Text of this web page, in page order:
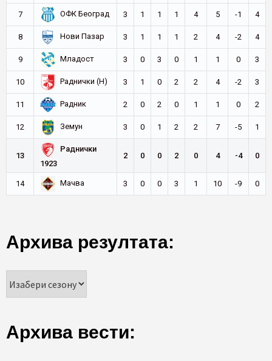
7 ОФК Београд 3 1 1 1 4 5 -1 4
8 Нови Пазар 3 1 1 1 2 4 -2 4
9 Младост 3 0 3 0 1 1 0 3
10 Раднички (Н) 3 1 0 2 2 4 -2 3
11 Радник 2 0 2 0 1 1 0 2
12 Земун 3 0 1 2 2 7 -5 1
13
Раднички
1923
2 0 0 2 0 4 -4 0
14 Мачва 3 0 0 3 1 10 -9 0
Архива резултата:
Архива вести: